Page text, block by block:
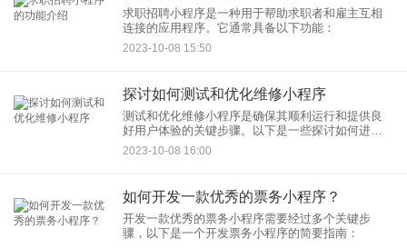
求职招聘小程序是一种用于帮助求职者和雇主互相
连接的应用程序。它通常具备以下功能：
2023-10-08 15:50
探讨如何测试和优化维修小程序
测试和优化维修小程序是确保其顺利运行和提供良
好用户体验的关键步骤。以下是一些探讨如何进行
测试和优化维修小程序的方法：
2023-10-08 16:00
如何开发一款优秀的票务小程序？
开发一款优秀的票务小程序需要经过多个关键步
骤，以下是一个开发票务小程序的简要指南：